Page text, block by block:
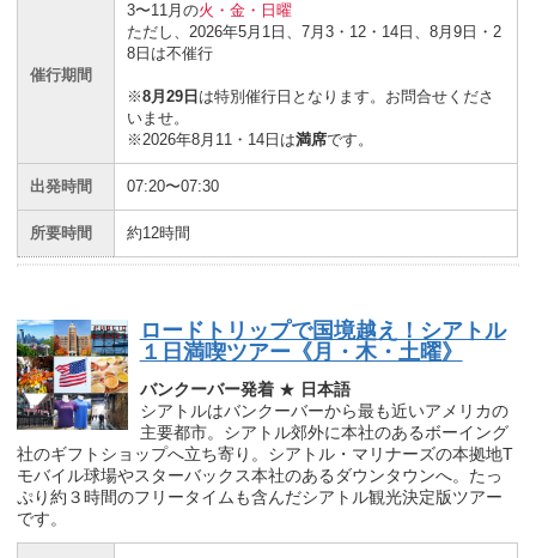
催行期間
3〜11月の火・金・日曜
ただし、2026年5月1日、7月3・12・14日、8月9日・2
8日は不催行
※8月29日 は特別催行日となります。お問合せくださ
いませ。
※2026年8月11・14日は満席です。
出発時間 07:20〜07:30
所要時間 約12時間
ロードトリップで国境越え！シアトル
１日満喫ツアー《月・木・土曜》
バンクーバー発着★ 日本語
シアトルはバンクーバーから最も近いアメリカの
主要都市。シアトル郊外に本社のあるボーイング
社のギフトショップへ立ち寄り。シアトル・マリナーズの本拠地T
モバイル球場やスターバックス本社のあるダウンタウンへ。たっ
ぷり約３時間のフリータイムも含んだシアトル観光決定版ツアー
です。